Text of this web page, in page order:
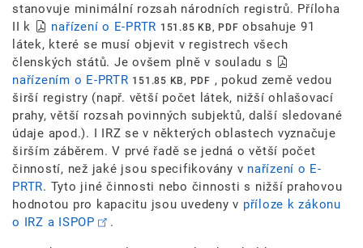
stanovuje minimální rozsah národních registrů. Příloha
II k
nařízení o E-PRTR 151.85 KB, PDF obsahuje 91
látek, které se musí objevit v registrech všech
členských států. Je ovšem plně v souladu s
nařízením o E-PRTR 151.85 KB, PDF , pokud země vedou
širší registry (např. větší počet látek, nižší ohlašovací
prahy, větší rozsah povinných subjektů, další sledované
údaje apod.). I IRZ se v některých oblastech vyznačuje
širším záběrem. V prvé řadě se jedná o větší počet
činností, než jaké jsou specifikovány v nařízení o E-
PRTR. Tyto jiné činnosti nebo činnosti s nižší prahovou
hodnotou pro kapacitu jsou uvedeny v příloze k zákonu
o IRZ a ISPOP
.